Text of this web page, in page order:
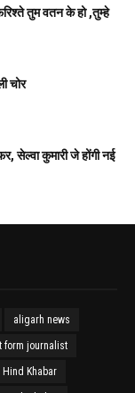
तुम वतन के हो ,तुम्हे
चोर
सेल्वा कुमारी जे होंगी नई
aligarh news
form journalist
Hind Khabar